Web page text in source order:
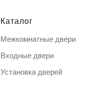
Каталог
Межкомнатные двери
Входные двери
Установка дверей